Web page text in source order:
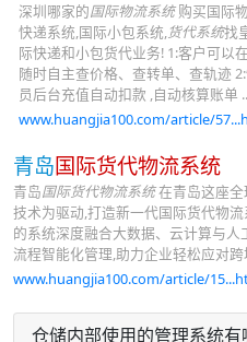
深圳哪家的国际物流系统购买国际
快递系统,国际小包系统,货代系统找
际快递和小包货代业务! 1:客户可以
随时自主查价格、查转单、查轨迹
员后台充值自动扣款 ,自动核算账单
www.huangjia100.com/article/
青岛国际货代物流系统
青岛国际货代物流系统在青岛这座全
技术为驱动,打造新一代国际货代物
的系统深度融合大数据、云计算与
流程智能化管理,助力企业轻松应对跨
www.huangjia100.com/article/
仓储内部使用的管理系统有